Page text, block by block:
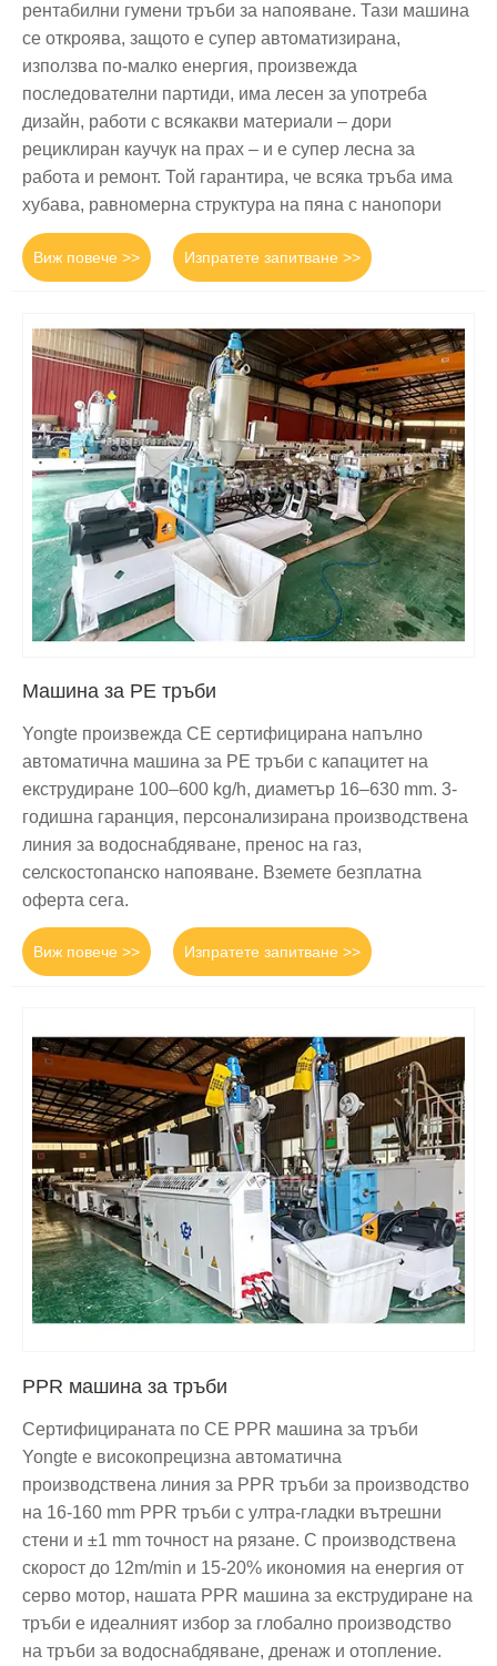
рентабилни гумени тръби за напояване. Тази машина
се откроява, защото е супер автоматизирана,
използва по-малко енергия, произвежда
последователни партиди, има лесен за употреба
дизайн, работи с всякакви материали – дори
рециклиран каучук на прах – и е супер лесна за
работа и ремонт. Той гарантира, че всяка тръба има
хубава, равномерна структура на пяна с нанопори
Виж повече >> Изпратете запитване >>
Машина за PE тръби
Yongte произвежда CE сертифицирана напълно
автоматична машина за PE тръби с капацитет на
екструдиране 100–600 kg/h, диаметър 16–630 mm. 3-
годишна гаранция, персонализирана производствена
линия за водоснабдяване, пренос на газ,
селскостопанско напояване. Вземете безплатна
оферта сега.
Виж повече >> Изпратете запитване >>
PPR машина за тръби
Сертифицираната по CE PPR машина за тръби
Yongte е високопрецизна автоматична
производствена линия за PPR тръби за производство
на 16-160 mm PPR тръби с ултра-гладки вътрешни
стени и ±1 mm точност на рязане. С производствена
скорост до 12m/min и 15-20% икономия на енергия от
серво мотор, нашата PPR машина за екструдиране на
тръби е идеалният избор за глобално производство
на тръби за водоснабдяване, дренаж и отопление.